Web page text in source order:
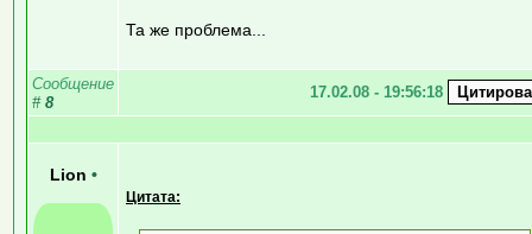
Та же проблема...
Сообщение
# 8
17.02.08 - 19:56:18
Lion •
Цитата: